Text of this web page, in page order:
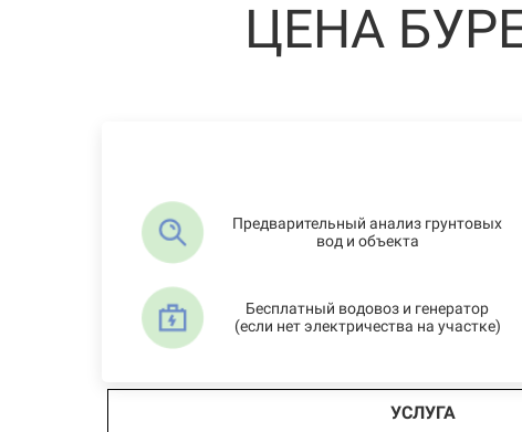
ЦЕНА
Предварительный анализ грунтовых
вод и объекта
Бесплатный водовоз и генератор
(если нет электричества на участке)
УСЛУГА